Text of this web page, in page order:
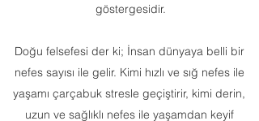
göstergesidir.
Doğu felsefesi der ki; İnsan dünyaya belli bir
nefes sayısı ile gelir. Kimi hızlı ve sığ nefes ile
yaşamı çarçabuk stresle geçiştirir, kimi derin,
uzun ve sağlıklı nefes ile yaşamdan keyif